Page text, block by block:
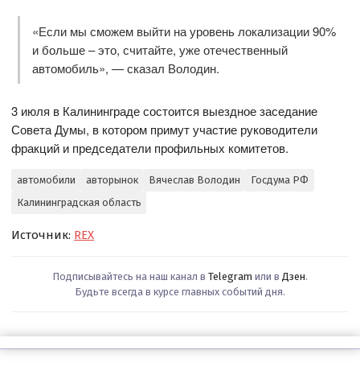
«Если мы сможем выйти на уровень локализации 90%
и больше – это, считайте, уже отечественный
автомобиль», — сказал Володин.
3 июля в Калининграде состоится выездное заседание
Совета Думы, в котором примут участие руководители
фракций и председатели профильных комитетов.
автомобили авторынок Вячеслав Володин
Госдума РФ
Калининградская область
Источник: REX
Подписывайтесь на наш канал в Telegram или в Дзен.
Будьте всегда в курсе главных событий дня.